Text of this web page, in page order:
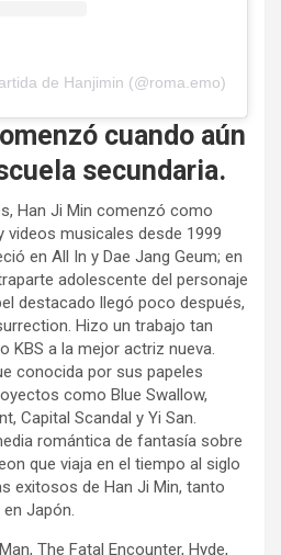
de Hanjimin (@roma.emo)
cuando aún
secundaria.
Han Ji Min comenzó como
musicales desde 1999
en All In y Dae Jang Geum; en
adolescente del personaje
destacado llegó poco después,
Hizo un trabajo tan
KBS a la mejor actriz nueva.
conocida por sus papeles
como Blue Swallow,
Capital Scandal y Yi San.
romántica de fantasía sobre
que viaja en el tiempo al siglo
exitosos de Han Ji Min, tanto
Japón.
The Fatal Encounter, Hyde,